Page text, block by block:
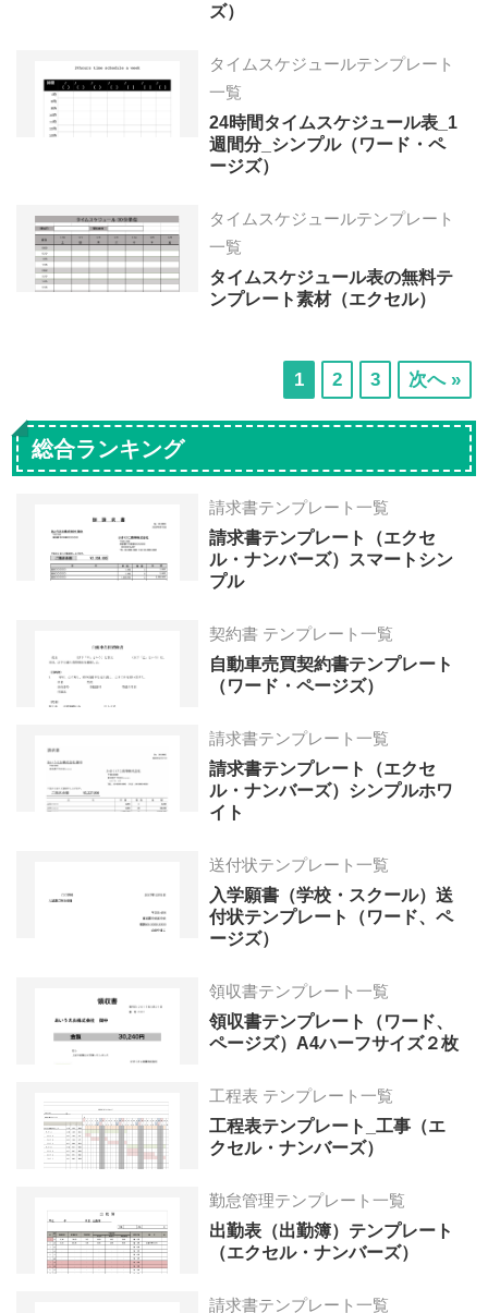
ズ）
タイムスケジュールテンプレート
一覧
24時間タイムスケジュール表_1
週間分_シンプル（ワード・ペ
ージズ）
タイムスケジュールテンプレート
一覧
タイムスケジュール表の無料テ
ンプレート素材（エクセル）
次
ー
ジ
へ
1
次
ー
2
次
ー
ジ
3 次へ »
総合ランキング
請求書テンプレート一覧
請求書テンプレート（エクセ
ル・ナンバーズ）スマートシン
プル
契約書 テンプレート一覧
自動車売買契約書テンプレート
（ワード・ページズ）
請求書テンプレート一覧
請求書テンプレート（エクセ
ル・ナンバーズ）シンプルホワ
イト
送付状テンプレート一覧
入学願書（学校・スクール）送
付状テンプレート（ワード、ペ
ージズ）
領収書テンプレート一覧
領収書テンプレート（ワード、
ページズ）A4ハーフサイズ２枚
工程表 テンプレート一覧
工程表テンプレート_工事（エ
クセル・ナンバーズ）
勤怠管理テンプレート一覧
出勤表（出勤簿）テンプレート
（エクセル・ナンバーズ）
請求書テンプレート一覧